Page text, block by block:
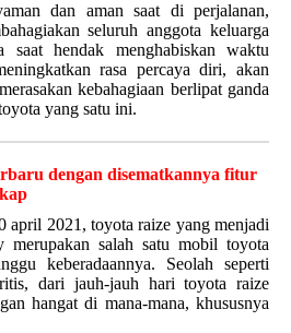
dan aman saat di perjalanan,
seluruh anggota keluarga
saat hendak menghabiskan waktu
rasa percaya diri, akan
kebahagiaan berlipat ganda
yang satu ini.
dengan disematkannya fitur
april 2021, toyota raize yang menjadi
merupakan salah satu mobil toyota
keberadaannya. Seolah seperti
dari jauh-jauh hari toyota raize
hangat di mana-mana, khususnya